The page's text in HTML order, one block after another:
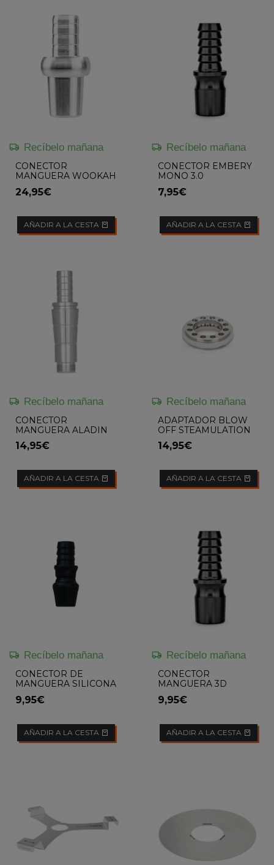
Recíbelo mañana
CONECTOR
MANGUERA WOOKAH
2.0
24,95€
AÑADIR A LA CESTA
Recíbelo mañana
CONECTOR EMBERY
MONO 3.0
7,95€
AÑADIR A LA CESTA
Recíbelo mañana
CONECTOR
MANGUERA ALADIN
MVP
14,95€
AÑADIR A LA CESTA
Recíbelo mañana
ADAPTADOR BLOW
OFF STEAMULATION
PRO X II
14,95€
AÑADIR A LA CESTA
Recíbelo mañana
CONECTOR DE
MANGUERA SILICONA
PARA CACHIMBA
BRASILEÑA
9,95€
AÑADIR A LA CESTA
Recíbelo mañana
CONECTOR
MANGUERA 3D
9,95€
AÑADIR A LA CESTA